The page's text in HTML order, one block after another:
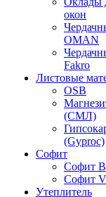
окон
OMAN
Fakro
Листовые
OSB
(СМЛ)
(Gyproc)
Софит
Софит
Софит
Утеплитель